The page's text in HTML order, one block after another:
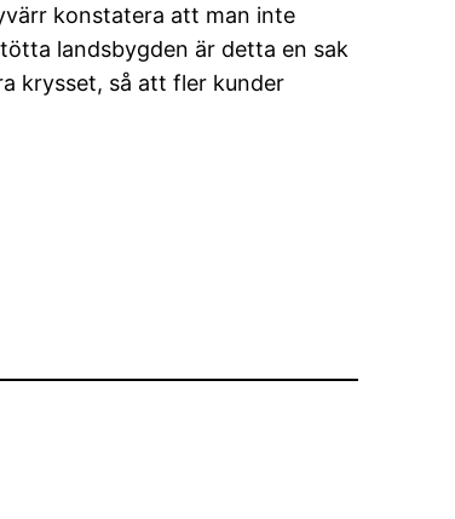
konstatera att man inte
landsbygden är detta en sak
krysset, så att fler kunder